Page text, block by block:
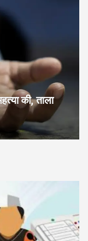
की, ताला